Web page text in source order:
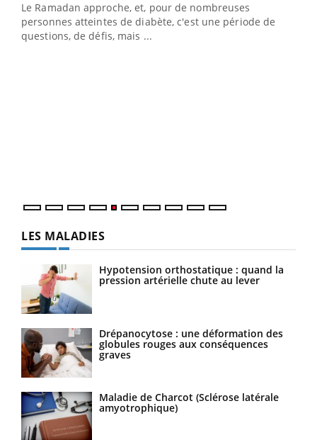
Le Ramadan approche, et, pour de nombreuses
personnes atteintes de diabète, c'est une période de
questions, de défis, mais ...
LES MALADIES
Hypotension orthostatique : quand la
pression artérielle chute au lever
Drépanocytose : une déformation des
globules rouges aux conséquences
graves
Maladie de Charcot (Sclérose latérale
amyotrophique)